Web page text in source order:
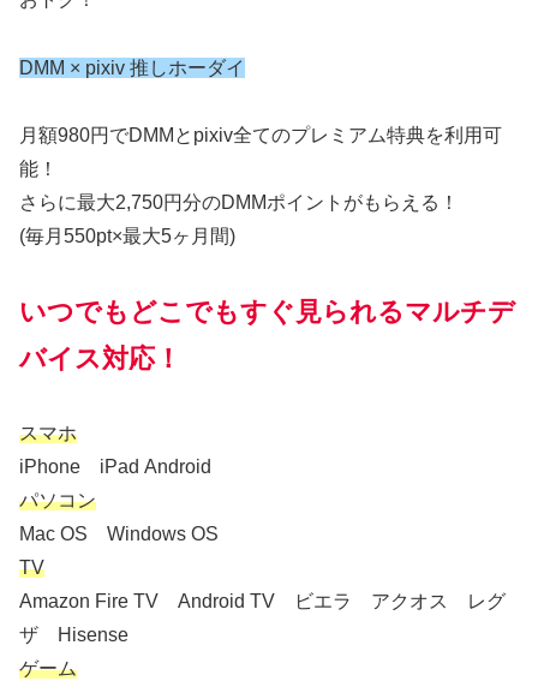
DMM × pixiv 推しホーダイ
月額980円でDMMとpixiv全てのプレミアム特典を利用可
能！
さらに最大2,750円分のDMMポイントがもらえる！
(毎月550pt×最大5ヶ月間)
いつでもどこでもすぐ見られるマルチデ
バイス対応！
スマホ
iPhone iPad Android
パソコン
Mac OS Windows OS
TV
Amazon Fire TV Android TV ビエラ アクオス レグ
ザ Hisense
ゲーム